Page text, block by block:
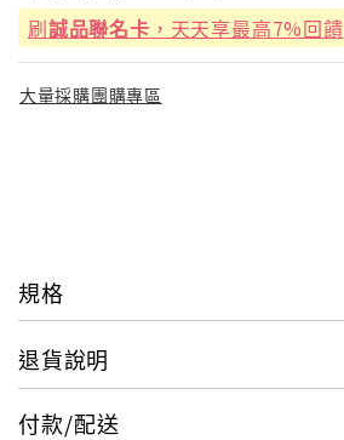
刷誠品聯名卡 ，天天享最高7%回饋
大量採購團購專區
規格
退貨說明
付款/配送